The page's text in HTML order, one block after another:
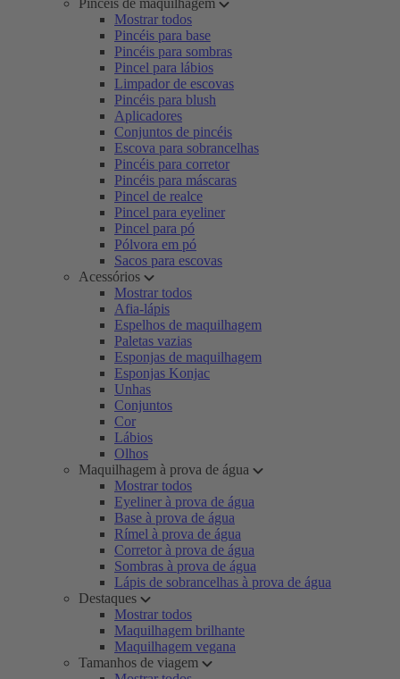
Pincéis de maquilhagem
Mostrar todos
Pincéis para base
Pincéis para sombras
Pincel para lábios
Limpador de escovas
Pincéis para blush
Aplicadores
Conjuntos de pincéis
Escova para sobrancelhas
Pincéis para corretor
Pincéis para máscaras
Pincel de realce
Pincel para eyeliner
Pincel para pó
Pólvora em pó
Sacos para escovas
Acessórios
Mostrar todos
Afia-lápis
Espelhos de maquilhagem
Paletas vazias
Esponjas de maquilhagem
Esponjas Konjac
Unhas
Conjuntos
Cor
Lábios
Olhos
Maquilhagem à prova de água
Mostrar todos
Eyeliner à prova de água
Base à prova de água
Rímel à prova de água
Corretor à prova de água
Sombras à prova de água
Lápis de sobrancelhas à prova de água
Destaques
Mostrar todos
Maquilhagem brilhante
Maquilhagem vegana
Tamanhos de viagem